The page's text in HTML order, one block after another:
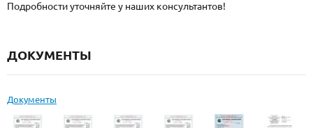
Подробности уточняйте у наших консультантов!
ДОКУМЕНТЫ
Документы